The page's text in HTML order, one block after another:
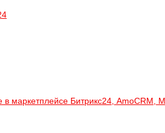
в маркетплейсе Битрикс24, AmoCRM,